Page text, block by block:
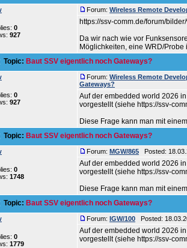
0
927
Forum: Wireless Remote
https://ssv-comm.de/forum/
Da wir nach wie vor
Möglichkeiten, eine WRD/
Topic: Baut SSV eigentlich noch Gateways?
0
927
Forum: Wireless Remote
Gateways?
Auf der embedded world 2026
vorgestellt (siehe https://ssv-
Diese Frage kann man mit
Topic: Baut SSV eigentlich noch Gateways?
0
1748
Forum: MGW/865 Posted:
Auf der embedded world 2026
vorgestellt (siehe https://ssv-
Diese Frage kann man mit
Topic: Baut SSV eigentlich noch Gateways?
0
1779
Forum: IGW/100 Posted:
Auf der embedded world 2026
vorgestellt (siehe https://ssv-